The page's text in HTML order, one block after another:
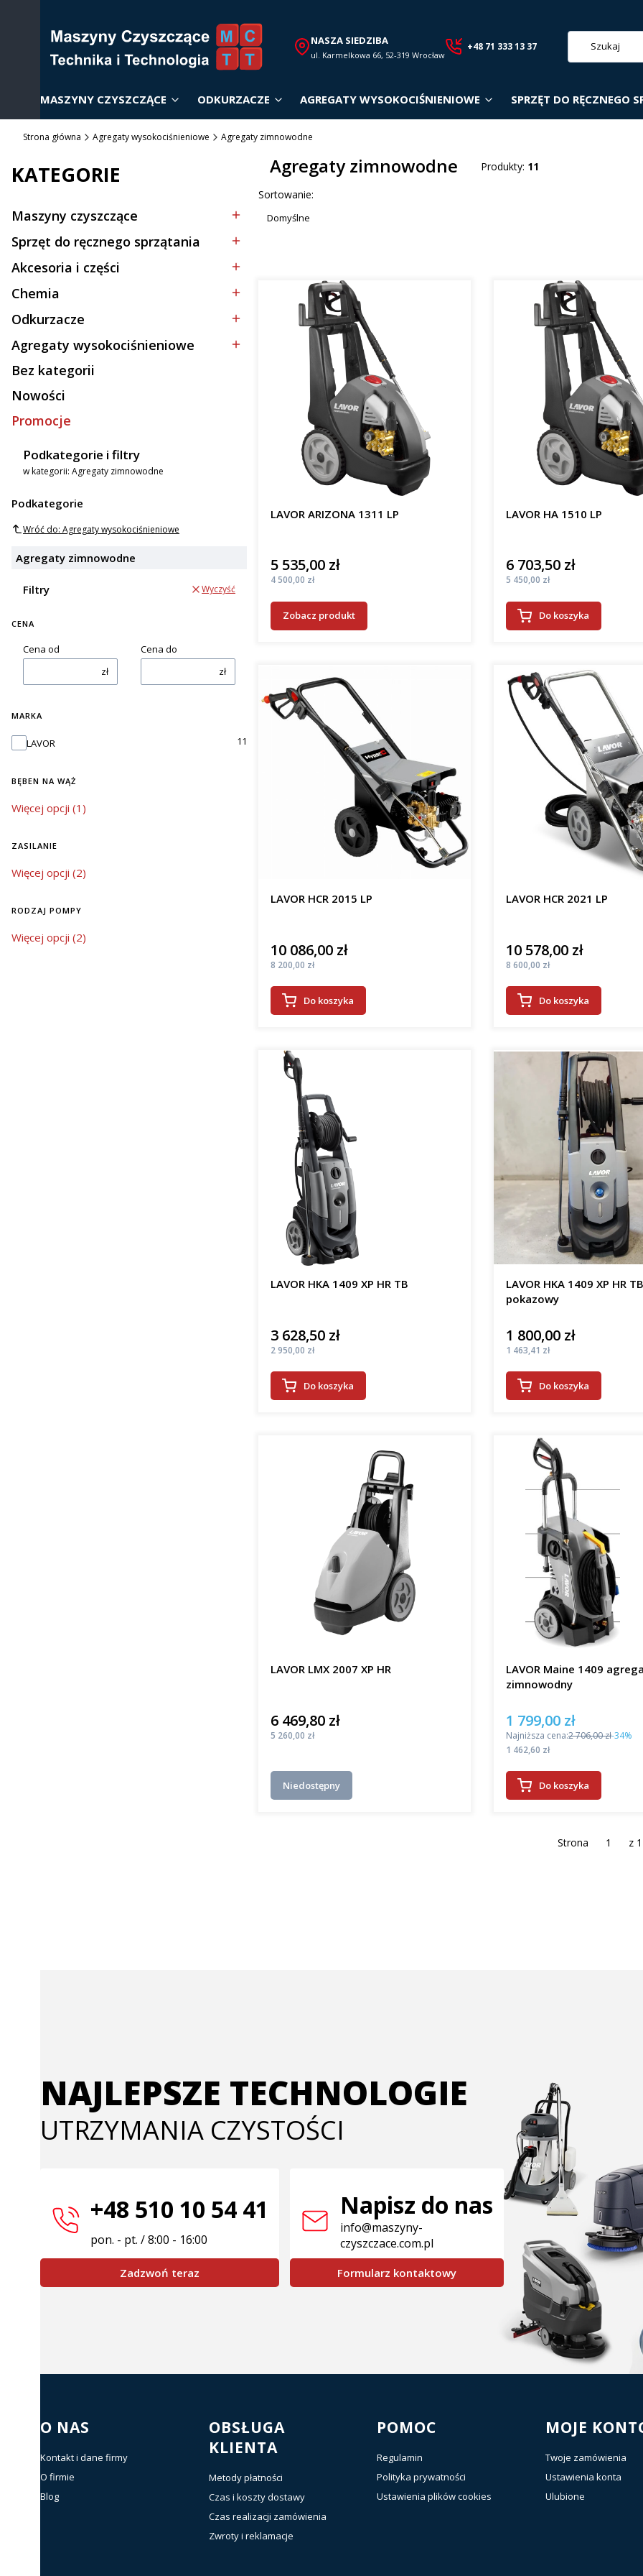
+48 71 333 13 37
NASZA SIEDZIBA
ul. Karmelkowa 66, 52-319 Wrocław
MASZYNY CZYSZCZĄCE ODKURZACZE AGREGATY WYSOKOCIŚNIENIOWE SPRZĘT DO RĘCZNEGO
Strona główna Agregaty wysokociśnieniowe Agregaty zimnowodne
KATEGORIE
Kategoria - Maszyny czyszczące
Maszyny czyszczące
Kategoria - Sprzęt do ręcznego sprzątania
Sprzęt do ręcznego sprzątania
Kategoria - Akcesoria i części
Akcesoria i części
Kategoria - Chemia
Chemia
Kategoria - Odkurzacze
Odkurzacze
Kategoria - Agregaty wysokociśnieniowe
Agregaty wysokociśnieniowe
Kategoria - Bez kategorii
Bez kategorii
Nowości
Promocje
Podkategorie i filtry
w kategorii: Agregaty zimnowodne
Podkategorie
Wróć do: Agregaty wysokociśnieniowe
Agregaty zimnowodne
Filtry Wyczyść
CENA
Cena od
zł
Cena do
zł
MARKA
Marka
LAVOR 11
BĘBEN NA WĄŻ
bęben na wąż
Więcej opcji (1)
ZASILANIE
zasilanie
Więcej opcji (2)
RODZAJ POMPY
rodzaj pompy
Więcej opcji (2)
Agregaty zimnowodne Produkty: 11
Lista produktów
Sortowanie:
Domyślne
LAVOR ARIZONA 1311 LP
Cena
5 535,00 zł
Cena
4 500,00 zł
Zobacz produkt
LAVOR HA 1510 LP
Cena
6 703,50 zł
Cena
5 450,00 zł
Do koszyka
LAVOR HCR 2015 LP
Cena
10 086,00 zł
Cena
8 200,00 zł
Do koszyka
LAVOR HCR 2021 LP
Cena
10 578,00 zł
Cena
8 600,00 zł
Do koszyka
LAVOR HKA 1409 XP HR TB
Cena
3 628,50 zł
Cena
2 950,00 zł
Do koszyka
LAVOR HKA 1409 XP HR TB
pokazowy
Cena
1 800,00 zł
Cena
1 463,41 zł
Do koszyka
LAVOR LMX 2007 XP HR
Cena
6 469,80 zł
Cena
5 260,00 zł
Niedostępny
LAVOR Maine 1409
zimnowodny
Cena promocyjna
1 799,00 zł
Najniższa cena:2 706,00 zł-34%
Cena
1 462,60 zł
Do koszyka
Strona z 1
NAJLEPSZE TECHNOLOGIE
UTRZYMANIA CZYSTOŚCI
+48 510 10 54 41
pon. - pt. / 8:00 - 16:00
Zadzwoń teraz
Napisz do nas
info@maszyny-
czyszczace.com.pl
Formularz kontaktowy
Linki w stopce
O NAS
Kontakt i dane firmy
O firmie
Blog
OBSŁUGA
KLIENTA
Metody płatności
Czas i koszty dostawy
Czas realizacji zamówienia
Zwroty i reklamacje
POMOC
Regulamin
Polityka prywatności
Ustawienia plików cookies
MOJE
Twoje zamówienia
Ustawienia konta
Ulubione